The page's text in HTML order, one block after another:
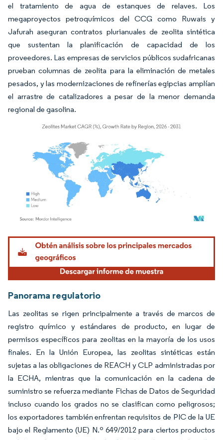
el tratamiento de agua de estanques de relaves. Los
megaproyectos petroquímicos del CCG como Ruwais y
Jafurah aseguran contratos plurianuales de zeolita sintética
que sustentan la planificación de capacidad de los
proveedores. Las empresas de servicios públicos sudafricanas
prueban columnas de zeolita para la eliminación de metales
pesados, y las modernizaciones de refinerías egipcias amplían
el arrastre de catalizadores a pesar de la menor demanda
regional de gasolina.
Imagen © Mordor Intelligence. El uso requiere atribución según CC BY 4.0.
Panorama regulatorio
Las zeolitas se rigen principalmente a través de marcos de
registro químico y estándares de producto, en lugar de
permisos específicos para zeolitas en la mayoría de los usos
finales. En la Unión Europea, las zeolitas sintéticas están
sujetas a las obligaciones de REACH y CLP administradas por
la ECHA, mientras que la comunicación en la cadena de
suministro se refuerza mediante Fichas de Datos de Seguridad
incluso cuando los grados no se clasifican como peligrosos;
los exportadores también enfrentan requisitos de PIC de la UE
bajo el Reglamento (UE) N.º 649/2012 para ciertos productos